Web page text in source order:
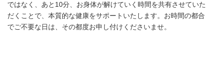
ではなく、あと10分、お身体が解けていく時間を共有させていた
だくことで、本質的な健康をサポートいたします。お時間の都合
でご不要な日は、その都度お申し付けくださいませ。